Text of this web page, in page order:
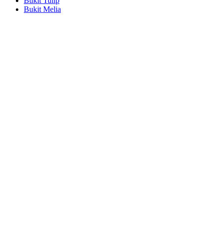
Bukit Melia